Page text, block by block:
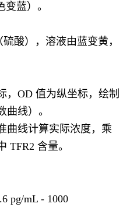
蓝）。
酸），溶液由蓝变黄，
，OD 值为纵坐标，绘制
曲线）。
曲线计算实际浓度，乘
TFR2 含量。
pg/mL - 1000